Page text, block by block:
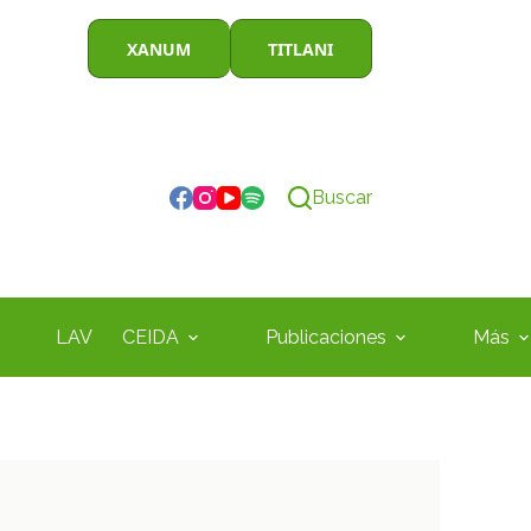
XANUM TITLANI
Buscar
LAV CEIDA Publicaciones Más